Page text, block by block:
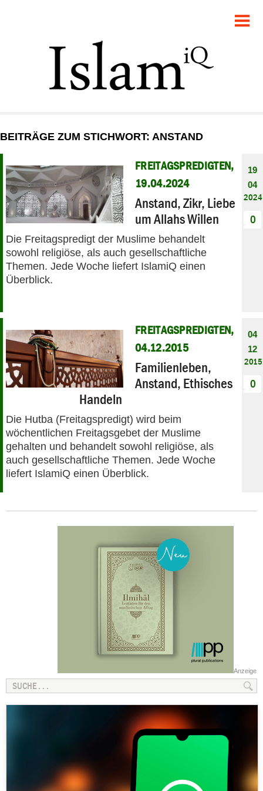
GESELLSCHAFT
STARTSEITE
DEBATTE
PANORAMA
BEITRÄGE ZUM STICHWORT: ANSTAND
FREITAGSPREDIGTEN,
19.04.2024
Anstand, Zikr, Liebe
um Allahs Willen
Die Freitagspredigt der Muslime behandelt
sowohl religiöse, als auch gesellschaftliche
Themen. Jede Woche liefert IslamiQ einen
Überblick.
19
04
2024
0
FREITAGSPREDIGTEN,
04.12.2015
Familienleben,
Anstand, Ethisches
Handeln
Die Hutba (Freitagspredigt) wird beim
wöchentlichen Freitagsgebet der Muslime
gehalten und behandelt sowohl religiöse, als
auch gesellschaftliche Themen. Jede Woche
liefert IslamiQ einen Überblick.
04
12
2015
0
Anzeige